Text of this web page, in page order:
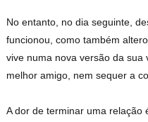
No entanto, no dia seguinte,
funcionou, como também
vive numa nova versão da sua
melhor amigo, nem sequer a
A dor de terminar uma relação